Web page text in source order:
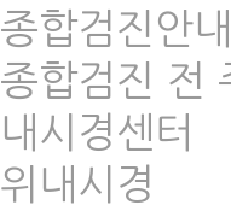
종합검진안내
종합검진 전
내시경센터
위내시경